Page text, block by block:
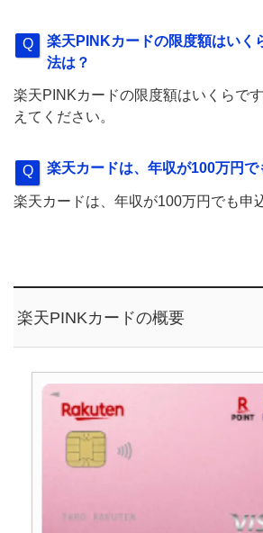
楽天PINKカードの限度額はいく
法は？
楽天PINKカードの限度額はいくらで
えてください。
楽天カードは、年収が100万円で
楽天カードは、年収が100万円でも申
楽天PINKカードの概要